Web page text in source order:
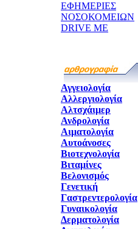
ΕΦΗΜΕΡΙΕΣ
ΝΟΣΟΚΟΜΕΙΩΝ
DRIVE ME
Αγγειολογία
Αλλεργιολογία
Αλτσχάιμερ
Ανδρολογία
Αιματολογία
Αυτοάνοσες
Βιοτεχνολογία
Βιταμίνες
Βελονισμός
Γενετική
Γαστρεντερολογία
Γυναικολογία
Δερματολογία